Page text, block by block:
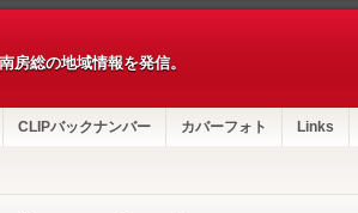
房総の地域情報を発信。
CLIPバックナンバー カバーフォト Links